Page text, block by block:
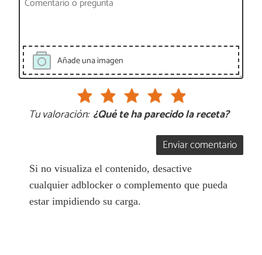
Añade una imagen
Tu valoración: ¿Qué te ha parecido la receta?
Enviar comentario
Si no visualiza el contenido, desactive
cualquier adblocker o complemento que pueda
estar impidiendo su carga.